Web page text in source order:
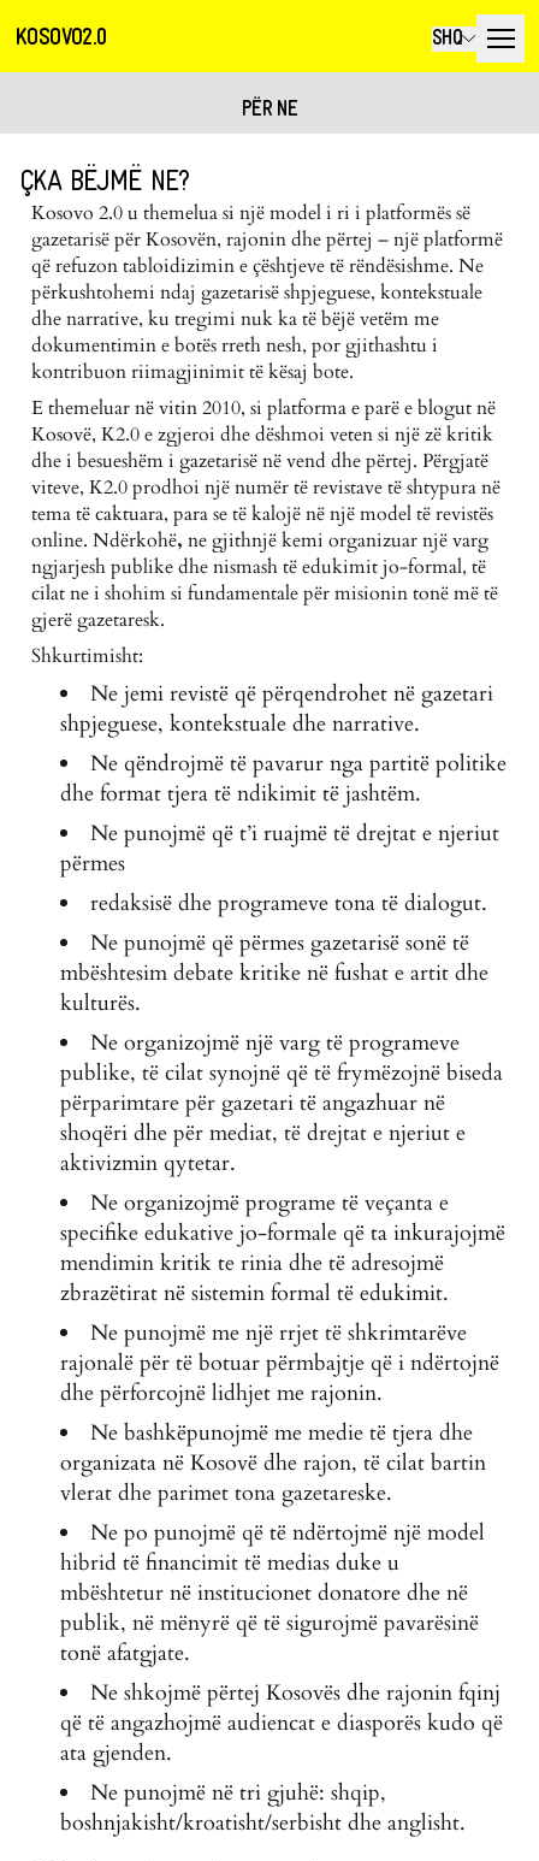
KOSOVO2.0 SHQ
PËR NE
ÇKA BËJMË NE?
Kosovo 2.0 u themelua si një model i ri i platformës së
gazetarisë për Kosovën, rajonin dhe përtej – një platformë
që refuzon tabloidizimin e çështjeve të rëndësishme. Ne
përkushtohemi ndaj gazetarisë shpjeguese, kontekstuale
dhe narrative, ku tregimi nuk ka të bëjë vetëm me
dokumentimin e botës rreth nesh, por gjithashtu i
kontribuon riimagjinimit të kësaj bote.
E themeluar në vitin 2010, si platforma e parë e blogut në
Kosovë, K2.0 e zgjeroi dhe dëshmoi veten si një zë kritik
dhe i besueshëm i gazetarisë në vend dhe përtej. Përgjatë
viteve, K2.0 prodhoi një numër të revistave të shtypura në
tema të caktuara, para se të kalojë në një model të revistës
online. Ndërkohë, ne gjithnjë kemi organizuar një varg
ngjarjesh publike dhe nismash të edukimit jo-formal, të
cilat ne i shohim si fundamentale për misionin tonë më të
gjerë gazetaresk.
Shkurtimisht:
Ne jemi revistë që përqendrohet në gazetari
shpjeguese, kontekstuale dhe narrative.
Ne qëndrojmë të pavarur nga partitë politike
dhe format tjera të ndikimit të jashtëm.
Ne punojmë që t’i ruajmë të drejtat e njeriut
përmes
redaksisë dhe programeve tona të dialogut.
Ne punojmë që përmes gazetarisë sonë të
mbështesim debate kritike në fushat e artit dhe
kulturës.
Ne organizojmë një varg të programeve
publike, të cilat synojnë që të frymëzojnë biseda
përparimtare për gazetari të angazhuar në
shoqëri dhe për mediat, të drejtat e njeriut e
aktivizmin qytetar.
Ne organizojmë programe të veçanta e
specifike edukative jo-formale që ta inkurajojmë
mendimin kritik te rinia dhe të adresojmë
zbrazëtirat në sistemin formal të edukimit.
Ne punojmë me një rrjet të shkrimtarëve
rajonalë për të botuar përmbajtje që i ndërtojnë
dhe përforcojnë lidhjet me rajonin.
Ne bashkëpunojmë me medie të tjera dhe
organizata në Kosovë dhe rajon, të cilat bartin
vlerat dhe parimet tona gazetareske.
Ne po punojmë që të ndërtojmë një model
hibrid të financimit të medias duke u
mbështetur në institucionet donatore dhe në
publik, në mënyrë që të sigurojmë pavarësinë
tonë afatgjate.
Ne shkojmë përtej Kosovës dhe rajonin fqinj
që të angazhojmë audiencat e diasporës kudo që
ata gjenden.
Ne punojmë në tri gjuhë: shqip,
boshnjakisht/kroatisht/serbisht dhe anglisht.